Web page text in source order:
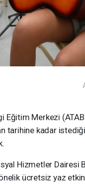
Eğitim Merkezi
tarihine kadar
Hizmetler Dairesi
ücretsiz yaz